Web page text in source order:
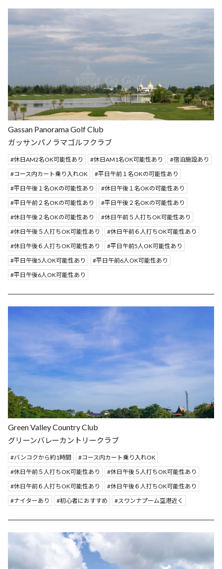
Gassan Panorama Golf Club
ガッサンパノラマゴルフクラブ
休日AM2名OK可能性あり 休日AM1名OK可能性あり
宿泊施設あり
コース内カート乗り入れOK
平日午前１名OKの可能性あり
平日午後１名OKの可能性あり
休日午後１名OKの可能性あり
平日午前２名OKの可能性あり
平日午後２名OKの可能性あり
休日午後２名OKの可能性あり
休日午前５人打ちOK可能性あり
休日午後５人打ちOK可能性あり
休日午前６人打ちOK可能性あり
休日午後６人打ちOK可能性あり
平日午前5人OK可能性あり
平日午後5人OK可能性あり
平日午前6人OK可能性あり
平日午後6人OK可能性あり
Green Valley Country Club
グリーンバレーカントリークラブ
バンコクから約1時間
コース内カート乗り入れOK
休日午前５人打ちOK可能性あり
休日午後５人打ちOK可能性あり
休日午前６人打ちOK可能性あり
休日午後６人打ちOK可能性あり
ナイターあり
初心者におすすめ スワンナプーム空港近く